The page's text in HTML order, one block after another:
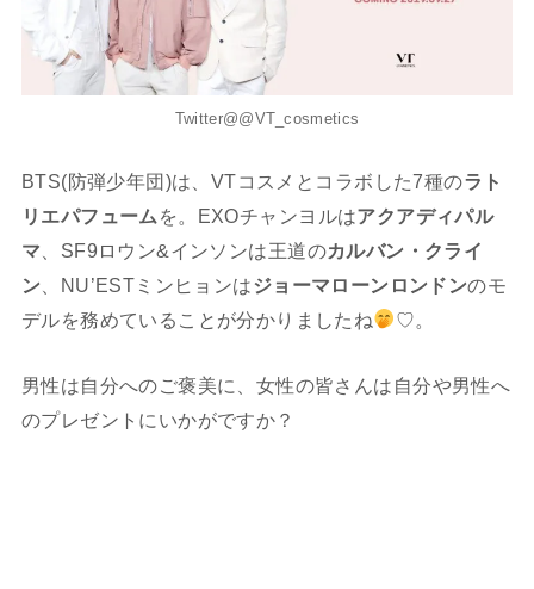
Twitter@@VT_cosmetics
BTS(防弾少年団)は、VTコスメとコラボした7種のラト
リエパフューム を。EXOチャンヨルはアクアディパル
マ 、SF9ロウン&インソンは王道のカルバン・クライ
ン 、NU’ESTミンヒョンはジョーマローンロンドンのモ
デルを務めていることが分かりましたね
♡。
男性は自分へのご褒美に、女性の皆さんは自分や男性へ
のプレゼントにいかがですか？